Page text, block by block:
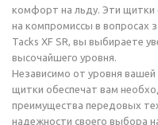
комфорт на льду. Эти щитки
на компромиссы в вопросах
Tacks XF SR, вы выбираете
высочайшего уровня.
Независимо от уровня вашей
щитки обеспечат вам
преимущества передовых
надежности своего выбора